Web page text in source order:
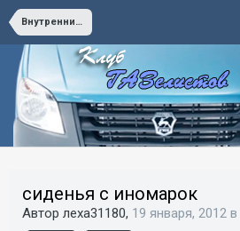
Внутренний Тюнинг
сиденья с иномарок
Автор леха31180, 19 января, 2012 в